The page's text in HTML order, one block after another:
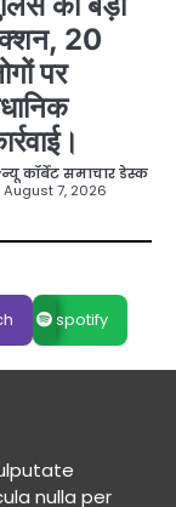
20
पर
न्यू कॉर्बेट समाचार डेस्क
August 7, 2026
spotify
nulla per